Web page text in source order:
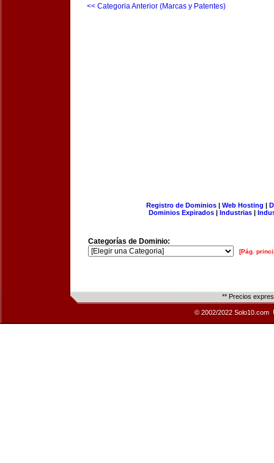
<< Categoria Anterior (Marcas y Patentes)
Registro de Dominios| Web Hosting |
Dominios Expirados | Industrias |
Categorías de Dominio:
[Pág.
** Precios
© 2002/2022 Solo10.com